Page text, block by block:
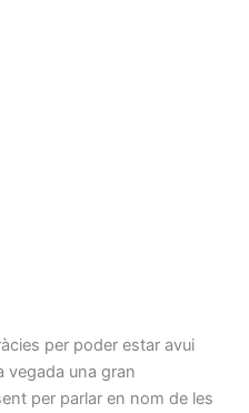
per poder estar avui
vegada una gran
per parlar en nom de les